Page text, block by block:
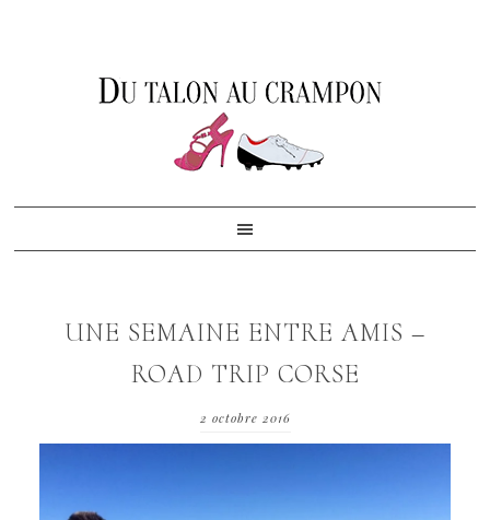
UNE SEMAINE ENTRE AMIS –
ROAD TRIP CORSE
2 octobre 2016